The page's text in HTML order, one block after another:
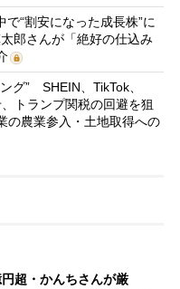
“割安になった成長株”に
郎さんが「絶好の仕込み
グ” SHEIN、TikTok、
トランプ関税の回避を狙
農業参入・土地取得への
円超・かんちさんが厳